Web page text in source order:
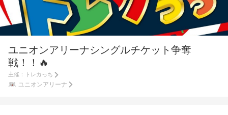
ユニオンアリーナシングルチケット争奪
戦！！🔥
主催： トレカっち
ユニオンアリーナ